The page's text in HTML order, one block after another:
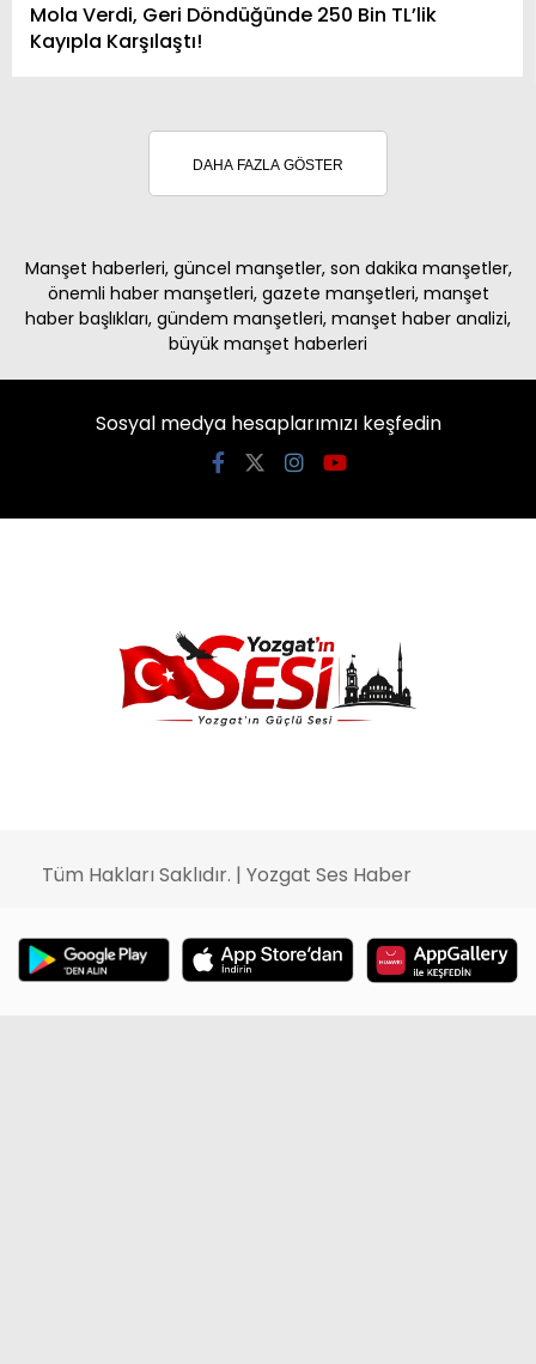
Mola Verdi, Geri Döndüğünde 250 Bin TL’lik
Kayıpla Karşılaştı!
DAHA FAZLA GÖSTER
Manşet haberleri, güncel manşetler, son dakika manşetler,
önemli haber manşetleri, gazete manşetleri, manşet
haber başlıkları, gündem manşetleri, manşet haber analizi,
büyük manşet haberleri
Sosyal medya hesaplarımızı keşfedin
Tüm Hakları Saklıdır. | Yozgat Ses Haber